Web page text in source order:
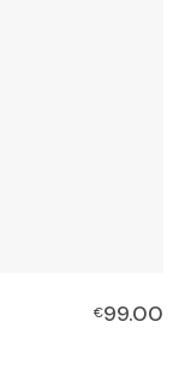
€99.00